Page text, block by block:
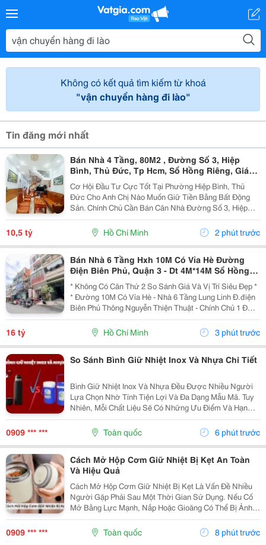
Không có kết quả tìm kiếm từ khoá
"vận chuyển hàng đi lào"
Tin đăng mới nhất
Bán Nhà 4 Tầng, 80M2 , Đường Số 3, Hiệp
Bình, Thủ Đức, Tp Hcm, Sổ Hồng Riêng, Giá
10.5 Tỷ.
Cơ Hội Đầu Tư Cực Tốt Tại Phường Hiệp Bình, Thủ
Đức Cho Anh Chị Nào Muốn Giữ Tiền Bằng Bất Động
Sản. Chính Chủ Cần Bán Căn Nhà Đường Số 3, Hiệp
Bình Phước Cũ, Chỉ Vài Bước Là Ra Ql13, Sát Vạn
Phúc City, Vị Trí Rất Đẹp, Khu Vực Dân Trí Cao Và
10,5 tỷ Hồ Chí Minh 2 phút trước
Bán Nhà 6 Tầng Hxh 10M Có Vỉa Hè Đường
Điện Biên Phủ, Quận 3 - Dt 4M*14M Sổ Hồng
Hoàn Công Chuẩn - Chính Chủ 1 Đời Xưa * Lh
Giang
* Không Có Căn Thứ 2 So Sánh Giá Và Vị Trí Siêu Đẹp *
* Đường 10M Có Vỉa Hè - Nhà 6 Tầng Lung Linh Đ.điện
Biên Phủ Thông Nguyễn Thiện Thuật - Chính Chủ 1 Đời:
- Diện Tích: 56M2. Ngang 4M * 14M. -Kết Cấu: 6 Tầng
Btct Mới Có Sân Thượng Uống Trà Ngắm...
16 tỷ Hồ Chí Minh 3 phút trước
So Sánh Bình Giữ Nhiệt Inox Và Nhựa Chi Tiết
Bình Giữ Nhiệt Inox Và Nhựa Đều Được Nhiều Người
Lựa Chọn Nhờ Tính Tiện Lợi Và Đa Dạng Mẫu Mã. Tuy
Nhiên, Mỗi Chất Liệu Sẽ Có Những Ưu Điểm Và Hạn
Chế Riêng Về Khả Năng Giữ Nhiệt, Độ Bền Cũng Như
Độ An Toàn. Nếu Bạn Đang Phân Vân Bình Giữ Nhiệt
0909 *** *** Toàn quốc 6 phút trước
Cách Mở Hộp Cơm Giữ Nhiệt Bị Kẹt An Toàn
Và Hiệu Quả
Cách Mở Hộp Cơm Giữ Nhiệt Bị Kẹt Là Vấn Đề Nhiều
Người Gặp Phải Sau Một Thời Gian Sử Dụng. Nếu Cố
Mở Bằng Lực Mạnh, Nắp Hoặc Gioăng Có Thể Bị Ảnh
Hưởng. Dưới Đây Là Những Cách Xử Lý Đơn Giản
Giúp Bạn Mở Hộp Dễ Dàng Hơn. 1. Vì Sao Hộp Cơm
Giữ Nhiệt...
0909 *** *** Toàn quốc 8 phút trước